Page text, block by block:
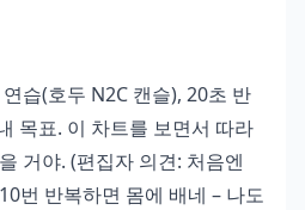
습(호두 N2C 캔슬), 20초 반
목표. 이 차트를 보면서 따라
거야. (편집자 의견: 처음엔
번 반복하면 몸에 배네 – 나도